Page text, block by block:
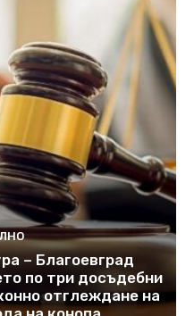
– Благоевград
по три досъдебни
отглеждане на